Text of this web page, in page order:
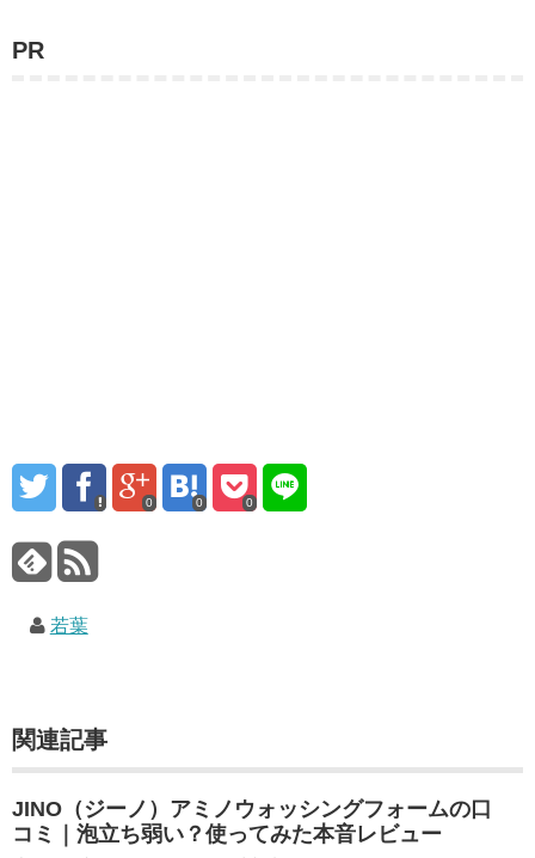
PR
0 0 0
若葉
関連記事
JINO（ジーノ）アミノウォッシングフォームの口
コミ｜泡立ち弱い？使ってみた本音レビュー